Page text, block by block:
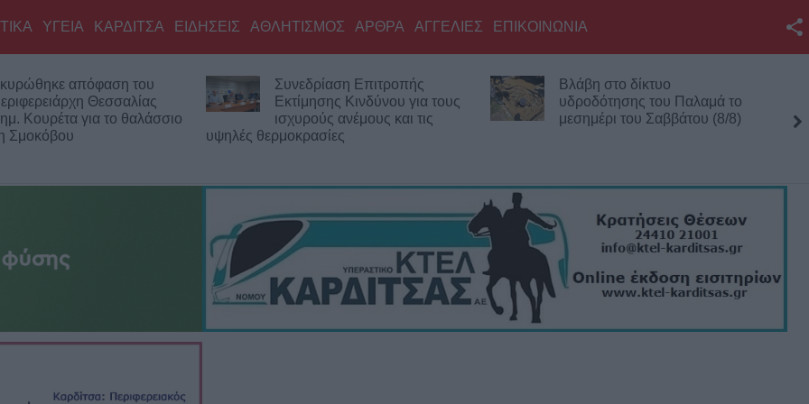
Twitter
YouTube
Επικοινωνία με το
ΥΓΕΙΑ ΚΑΡΔΙΤΣΑ ΕΙΔΗΣΕΙΣ ΑΘΛΗΤΙΣΜΟΣ ΑΡΘΡΑ ΑΓΓΕΛΙΕΣ ΕΠΙΚΟΙΝΩΝΙΑ
απόφαση του
Θεσσαλίας
Κουρέτα για το θαλάσσιο
Σμοκόβου
Συνεδρίαση Επιτροπής
Εκτίμησης Κινδύνου για τους
ισχυρούς ανέμους και τις
υψηλές θερμοκρασίες
Βλάβη στο δίκτυο
υδροδότησης του Παλαμά το
μεσημέρι του Σαββάτου (8/8)